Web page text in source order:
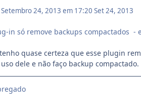
Setembro 24, 2013 em 17:20 Set 24, 2013
in só remove backups compactados -
quase certeza que esse plugin
dele e não faço backup compactado.